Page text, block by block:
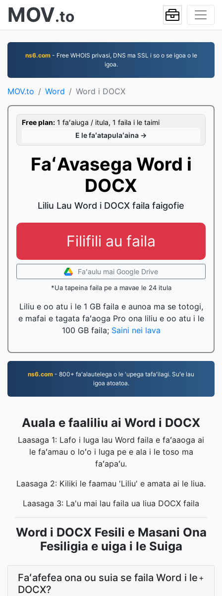
MOV.to
ns6.com- Free WHOIS privasi, DNS ma SSL i so o se igoa o le
igoa.
MOV.to Word Word i DOCX
Free plan: 1 faʻaiuga / itula, 1 faila i le taimi
E le faʻatapulaʻaina →
FaʻAvasega Word i
DOCX
Liliu Lau Word i DOCX faila faigofie
Filifili au faila
Faʻaulu mai Google Drive
*Ua tapeina faila pe a mavae le 24 itula
Liliu e oo atu i le 1 GB faila e aunoa ma se totogi,
e mafai e tagata faʻaoga Pro ona liliu e oo atu i le
100 GB faila; Saini nei lava
ns6.com - 800+ faʻalautelega o le 'upega tafaʻilagi. Suʻe lau
igoa atoatoa.
Auala e faaliliu ai Word i DOCX
Laasaga 1: Lafo i luga lau Word faila e faʻaaoga ai
le faʻamau o loʻo i luga pe e ala i le toso ma
faʻapaʻu.
Laasaga 2: Kiliki le faamau 'Liliu' e amata ai le liua.
Laasaga 3: La'u mai lau faila ua liua DOCX faila
Word i DOCX Fesili e Masani Ona
Fesiligia e uiga i le Suiga
Faʻafefea ona ou suia se faila Word i le
DOCX?
+